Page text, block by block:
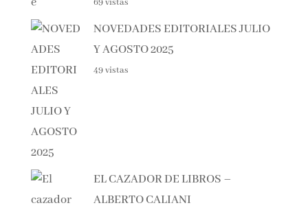
69 vistas
NOVEDADES EDITORIALES
JULIO Y AGOSTO 2025
49 vistas
EL CAZADOR DE LIBROS –
ALBERTO CALIANI